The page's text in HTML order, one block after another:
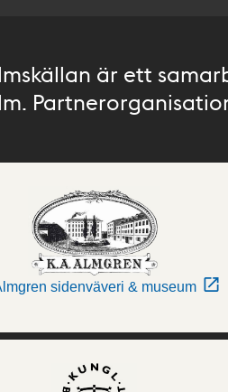
är ett
sidenväveri & museum